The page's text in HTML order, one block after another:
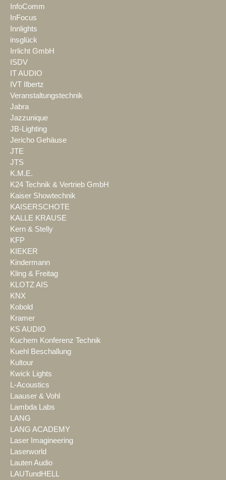
InfoComm
InFocus
Innlights
insglück
Irrlicht GmbH
ISDV
IT AUDIO
IVT Ilbertz
Veranstaltungstechnik
Jabra
Jazzunique
JB-Lighting
Jericho Gehäuse
JTE
JTS
K.M.E.
K24 Technik & Vertrieb GmbH
Kaiser Showtechnik
KAISERSCHOTE
KALLE KRAUSE
Kern & Stelly
KFP
KIEKER
Kindermann
Kling & Freitag
KLOTZ AIS
KNX
Kobold
Kramer
KS AUDIO
Kuchem Konferenz Technik
Kuehl Beschallung
Kultour
Kwick Lights
L-Acoustics
Laauser & Vohl
Lambda Labs
LANG
LANG ACADEMY
Laser Imagineering
Laserworld
Lauten Audio
LAUTundHELL